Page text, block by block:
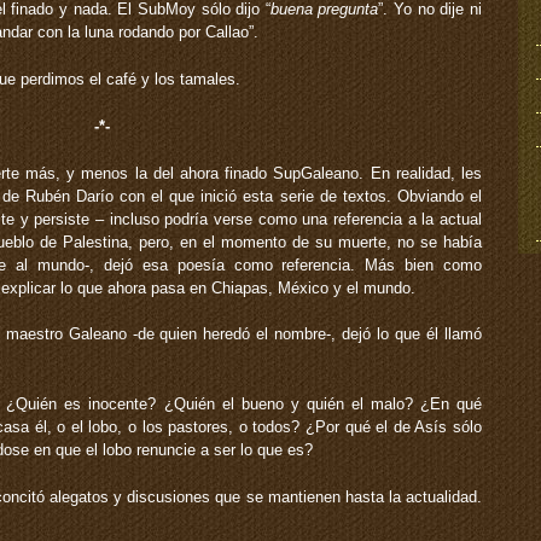
finado y nada. El SubMoy sólo dijo “buena pregunta”. Yo no dije ni
con la luna rodando por Callao”.
perdimos el café y los tamales.
-*-
más, y menos la del ahora finado SupGaleano. En realidad, les
Rubén Darío con el que inició esta serie de textos. Obviando el
y persiste – incluso podría verse como una referencia a la actual
de Palestina, pero, en el momento de su muerte, no se había
al mundo-, dejó esa poesía como referencia. Más bien como
lo que ahora pasa en Chiapas, México y el mundo.
Galeano -de quien heredó el nombre-, dejó lo que él llamó
es inocente? ¿Quién el bueno y quién el malo? ¿En qué
él, o el lobo, o los pastores, o todos? ¿Por qué el de Asís sólo
en que el lobo renuncie a ser lo que es?
alegatos y discusiones que se mantienen hasta la actualidad.